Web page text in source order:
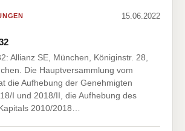
15.06.2022
Allianz SE, München, Königinstr. 28,
Die Hauptversammlung vom
die Aufhebung der Genehmigten
I und 2018/II, die Aufhebung des
2010/2018…